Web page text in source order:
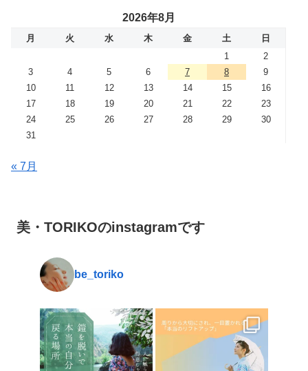
2026年8月
月 火 水 木 金 土
日
1
2
3
4 5 6 7 8
9
10
11 12 13 14 15
16
17
18 19 20 21 22
23
24
25 26 27 28 29
30
31
« 7月
美・TORIKOのinstagramです
be_toriko